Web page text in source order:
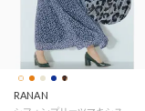
RANAN